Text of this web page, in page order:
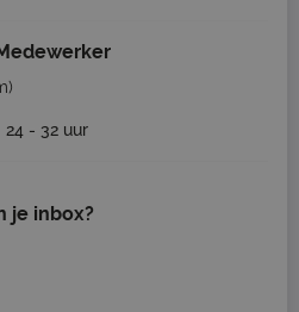
24 - 32 uur
je inbox?